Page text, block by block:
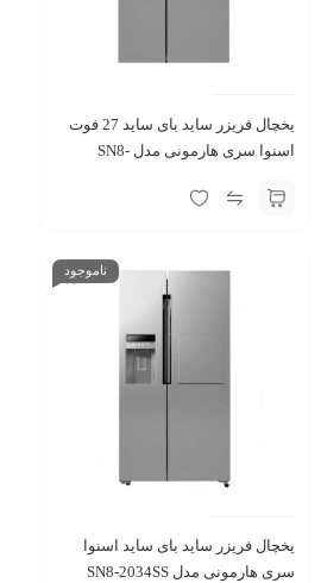
یخچال فریزر ساید بای ‌ساید 27 فوت
اسنوا سری هارمونی مدل SN8-
ناموجود
یخچال فریزر ساید بای ‌ساید اسنوا
سری هارمونی مدل SN8-2034SS